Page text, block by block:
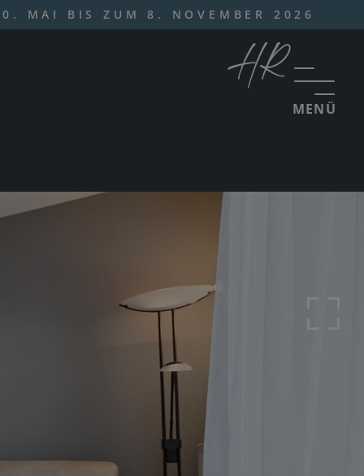
MENÜ
MAI BIS ZUM 8. NOVEMBER 2026